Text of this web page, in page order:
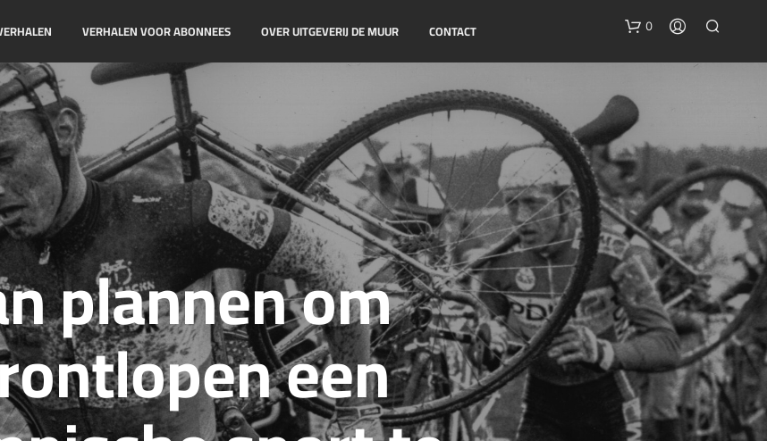
VERHALEN VOOR ABONNEES OVER UITGEVERIJ DE MUUR CONTACT 0
G
E
E
N
P
R
O
D
U
C
T
plannen om
een